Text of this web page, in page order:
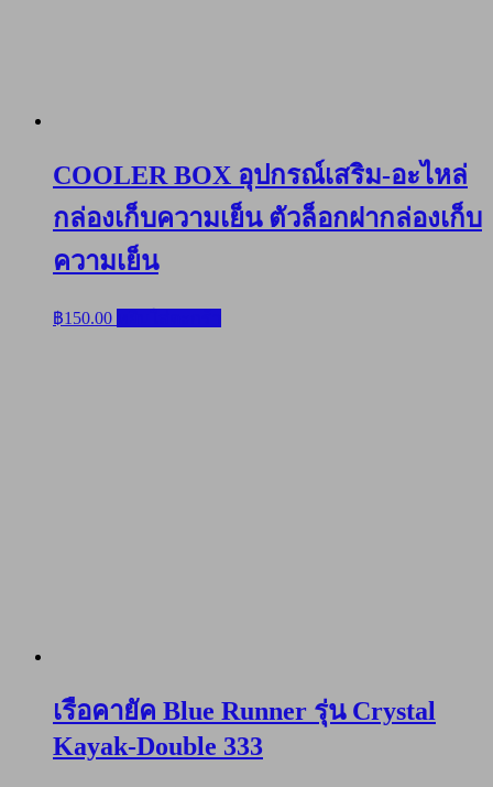
COOLER BOX อุปกรณ์เสริม-อะไหล่
กล่องเก็บความเย็น ตัวล็อกฝากล่องเก็บ
ความเย็น
฿150.00
เรือคายัค Blue Runner รุ่น Crystal
Kayak-Double 333